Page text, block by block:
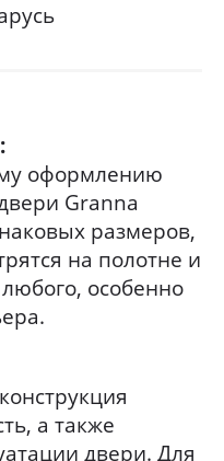
оформлению
Granna
размеров,
на полотне и
особенно
а также
двери. Для